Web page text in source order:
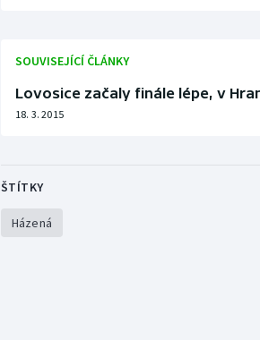
SOUVISEJÍCÍ ČLÁNKY
Lovosice začaly finále lépe, v
18. 3. 2015
ŠTÍTKY
Házená